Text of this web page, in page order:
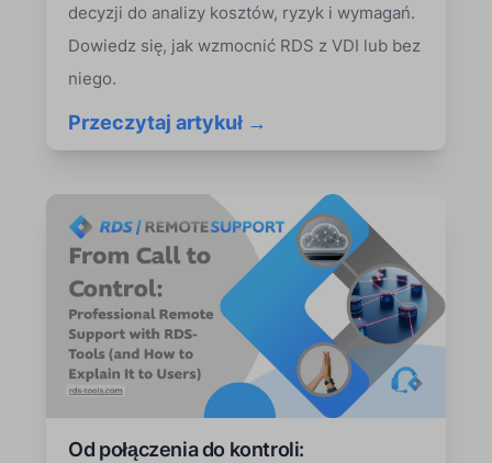
decyzji do analizy kosztów, ryzyk i wymagań.
Dowiedz się, jak wzmocnić RDS z VDI lub bez
niego.
Przeczytaj artykuł →
Od połączenia do kontroli: